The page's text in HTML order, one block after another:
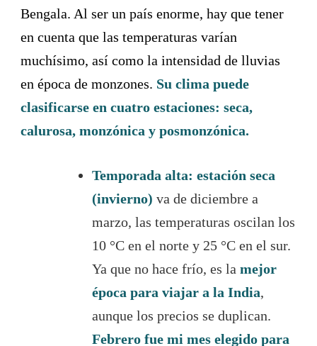
Bengala. Al ser un país enorme, hay que tener
en cuenta que las temperaturas varían
muchísimo, así como la intensidad de lluvias
en época de monzones. Su clima puede
clasificarse en cuatro estaciones: seca,
calurosa, monzónica y posmonzónica.
Temporada alta: estación seca
(invierno)va de diciembre a
marzo, las temperaturas oscilan los
10 °C en el norte y 25 °C en el sur.
Ya que no hace frío, es lamejor
época para viajar a la India,
aunque los precios se duplican.
Febrero fue mi mes elegido para